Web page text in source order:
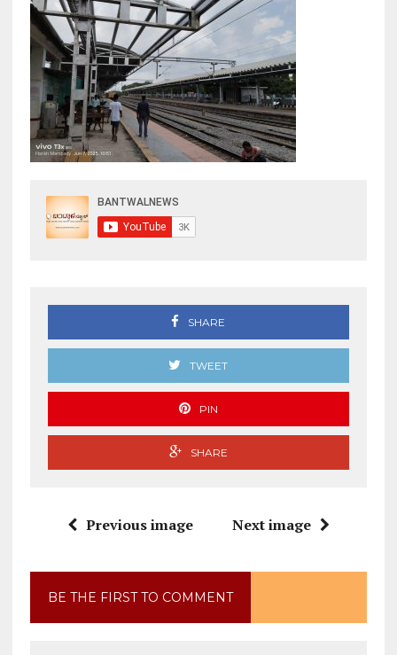
SHARE
TWEET
PIN
SHARE
Previous image Next image
BE THE FIRST TO COMMENT